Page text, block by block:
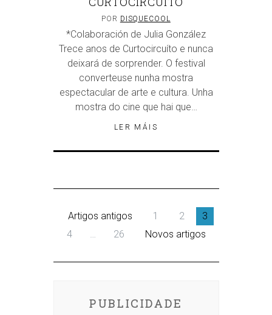
POR DISQUECOOL
*Colaboración de Julia González
Trece anos de Curtocircuíto e nunca
deixará de sorprender. O festival
converteuse nunha mostra
espectacular de arte e cultura. Unha
mostra do cine que hai que…
LER MÁIS
Artigos antigos 1 2
3
4
… 26 Novos artigos
PUBLICIDADE